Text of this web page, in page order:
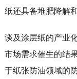
纸还具备堆肥降解
谈及涂层纸的产业
市场需求催生的结
于纸张防油领域的